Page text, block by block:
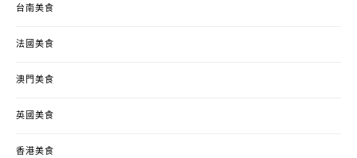
台南美食
法國美食
澳門美食
英國美食
香港美食